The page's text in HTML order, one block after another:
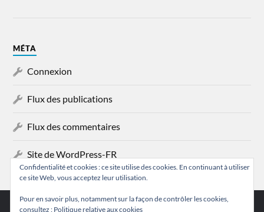
MÉTA
Connexion
Flux des publications
Flux des commentaires
Site de WordPress-FR
Confidentialité et cookies : ce site utilise des cookies. En continuant à utiliser
ce site Web, vous acceptez leur utilisation.
Pour en savoir plus, notamment sur la façon de contrôler les cookies,
consultez : Politique relative aux cookies